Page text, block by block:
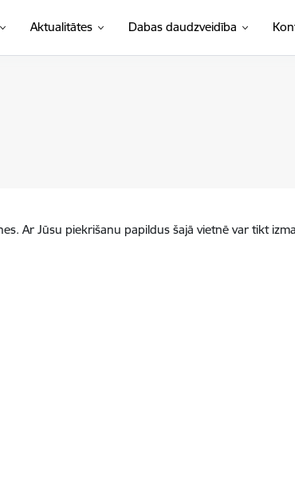
Aktualitātes Dabas daudzveidība
Ar Jūsu piekrišanu papildus šajā vietnē var tikt